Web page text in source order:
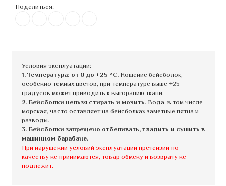
Поделиться:
Условия эксплуатации:
1. Температура: от 0 до +25 °C.Ношение бейсболок,
особенно темных цветов, при температуре выше +25
градусов может приводить к выгоранию ткани.
2. Бейсболки нельзя стирать и мочить.Вода, в том числе
морская, часто оставляет на бейсболках заметные пятна и
разводы.
3. Бейсболки запрещено отбеливать, гладить и сушить в
машинном барабане.
При нарушении условий эксплуатации претензии по
качеству не принимаются, товар обмену и возврату не
подлежит.